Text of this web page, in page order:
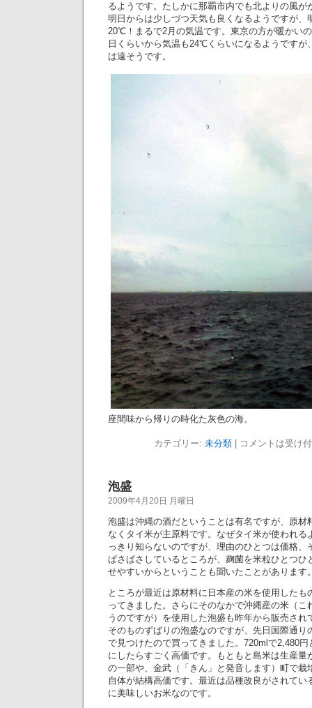
るようです。たしかに那覇市内でも北よりの風が
明日からは少しづつ天気も良くなるようですが、
20℃！まるで2月の気温です。東京の方が暖かい
日くらいから気温も24℃くらいになるようですが
は遠そうです。
座間味から帰りの時化た灰色の海。
カテゴリー: 未分類 コメントは受け
泡盛
2009年4月20日 月曜日
泡盛は沖縄の酒だということは有名ですが、原材
なくタイ米が主原料です。なぜタイ米が使われる
っきり知らないのですが、理由のひとつは価格、
ぱさぱさしているところが、麹菌を米粒ひとつひ
せやすいからということも聞いたことがあります
ところが最近は原材料に日本産の米を使用したも
ってきました。さらにそのなかで沖縄産の米（こ
うのですが）を使用した泡盛も昨年から販売され
そのものずばりの泡盛なのですが、先日国際通り
で見つけたので買ってきました。720mlで2,480
にしたらすごく高価です。もともと島米は生産量
の一部や、金武（「きん」と発音します）町で栽
自体が結構高価です。最近は品種改良がされてい
に美味しいお米なのです。